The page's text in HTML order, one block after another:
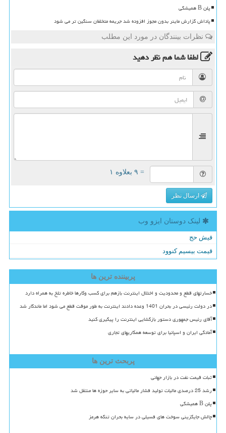
پلن B همیشگی
پاداش گزارش ماینر بدون مجوز افزوده شد جریمه متخلفان سنگین تر می شود
نظرات بینندگان در مورد این مطلب
لطفا شما همنظر دهید
= ۹ بعلاوه ۱
ارسال نظر
لینک دوستان ایزو وب
فیش حج
قیمت بیسیم کنوود
پربیننده ترین ها
خسارتهای قطع و محدودیت و اختلال اینترنت بازهم برای کسب وکارها خاطره تلخ به همراه دارد
در دولت رئیسی در بحران 1401 وعده دادند اینترنت به طور موقت قطع می شود اما ماندگار شد
آقای رئیس جمهوری دستور بازگشایی اینترنت را پیگیری کنید
آمادگی ایران و اسپانیا برای توسعه همکاریهای تجاری
پربحث ترین ها
ثبات قیمت نفت در بازار جهانی
رشد 25 درصدی مالیات تولید فشار مالیاتی به سایر حوزه ها منتقل شد
پلن B همیشگی
چالش جایگزینی سوخت های فسیلی در سایه بحران تنگه هرمز